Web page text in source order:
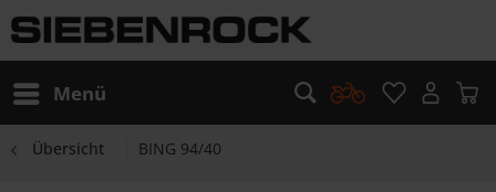
Menü
Übersicht BING 94/40